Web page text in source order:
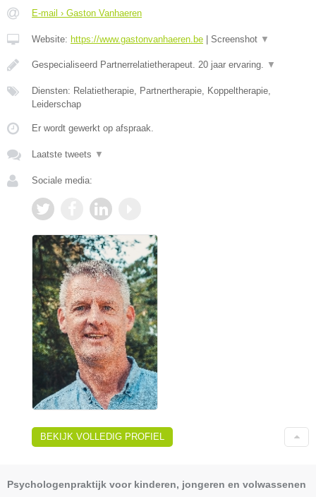
E-mail › Gaston Vanhaeren
Website: https://www.gastonvanhaeren.be Screenshot ▼
Gespecialiseerd Partnerrelatietherapeut. 20 jaar ervaring. ▼
Diensten: Relatietherapie, Partnertherapie, Koppeltherapie,
Leiderschap
Er wordt gewerkt op afspraak.
Laatste tweets ▼
Sociale media:
BEKIJK VOLLEDIG PROFIEL
Psychologenpraktijk voor kinderen, jongeren en volwassenen